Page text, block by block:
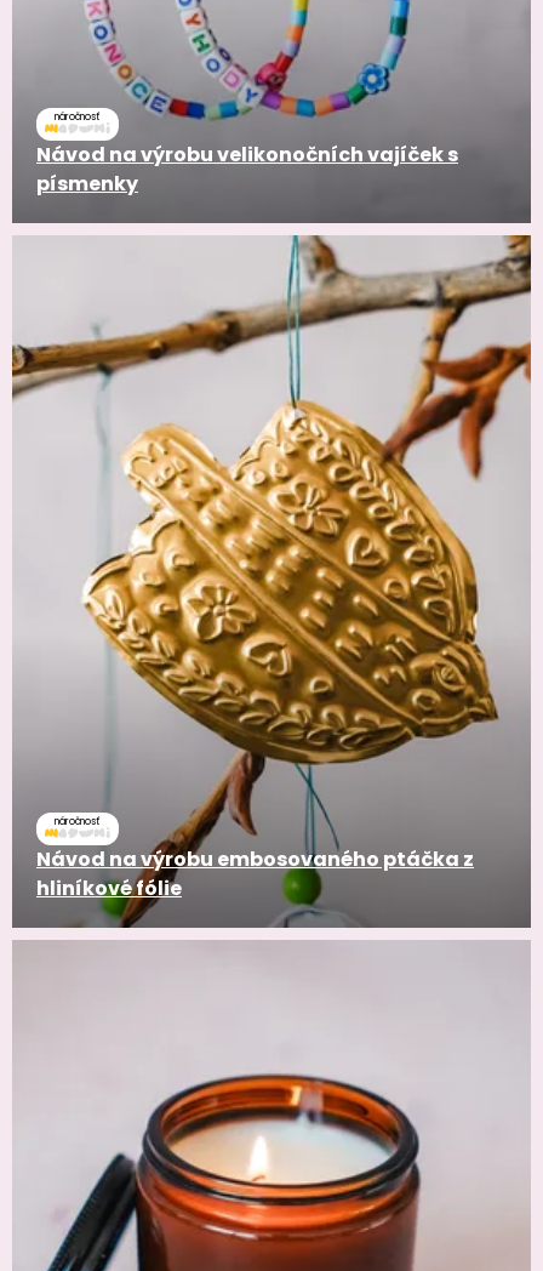
náročnosť
Návod na výrobu velikonočních vajíček s
písmenky
náročnosť
Návod na výrobu embosovaného ptáčka z
hliníkové fólie